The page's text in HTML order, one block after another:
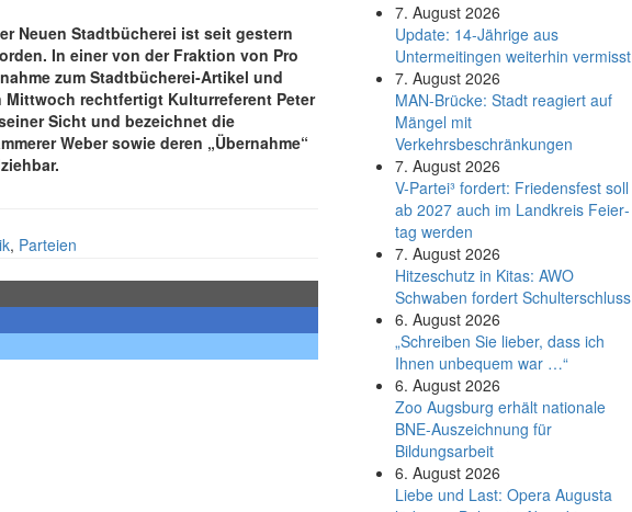
Neuen Stadtbücherei ist seit gestern
In einer von der Fraktion von Pro
zum Stadtbücherei-Artikel und
Mittwoch rechtfertigt Kulturreferent Peter
Sicht und bezeichnet die
Weber sowie deren „Übernahme“
, Parteien
7. August 2026
Update: 14-Jährige aus
Untermeitingen weiterhin vermisst
7. August 2026
MAN-Brücke: Stadt reagiert auf
Mängel mit
Verkehrsbeschränkungen
7. August 2026
V-Partei­³ fordert: Friedens­fest soll
ab 2027 auch im Land­kreis Feier­
tag werden
7. August 2026
Hitzeschutz in Kitas: AWO
Schwaben fordert Schulterschluss
6. August 2026
„Schreiben Sie lieber, dass ich
Ihnen unbequem war …“
6. August 2026
Zoo Augsburg erhält nationale
BNE-Auszeichnung für
Bildungsarbeit
6. August 2026
Liebe und Last: Opera Augusta